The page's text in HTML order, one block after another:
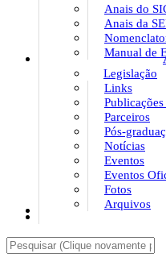
Anais do
Anais da
Manual de
Legislação
Links
Parceiros
Pós-
Notícias
Eventos
Eventos
Fotos
Arquivos